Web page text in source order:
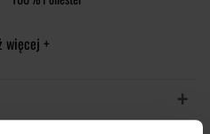
LH i nadrukiem truskawek na
więcej +